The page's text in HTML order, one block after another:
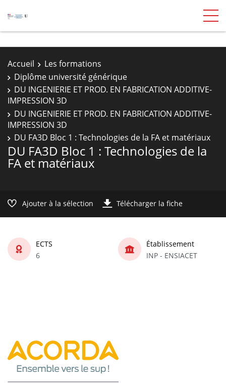
Accueil
Les formations
Diplôme université générique
DU INGENIERIE ET PROD. EN FABRICATION ADDITIVE-
IMPRESSION 3D
DU INGENIERIE ET PROD. EN FABRICATION ADDITIVE-
IMPRESSION 3D
DU FA3D Bloc 1 : Technologies de la FA et matériaux
DU FA3D Bloc 1 : Technologies de la
FA et matériaux
Ajouter à la sélection Télécharger la fiche
ECTS
6
Établissement
INP - ENSIACET